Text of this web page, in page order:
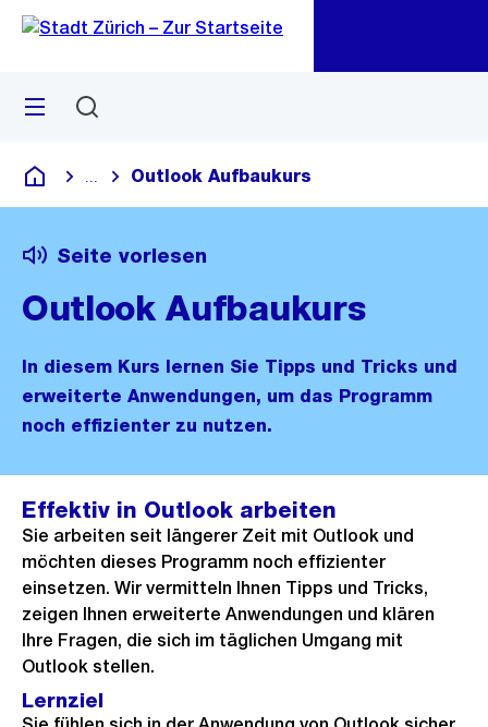
Navigation
Sprunglink
Menü
Deutsch
Blende alle Breadcrumbs ein
Outlook Aufbaukurs
Seite vorlesen
Outlook Aufbaukurs
In diesem Kurs lernen Sie Tipps und Tricks und
erweiterte Anwendungen, um das Programm
noch effizienter zu nutzen.
Effektiv in Outlook arbeiten
Sie arbeiten seit längerer Zeit mit Outlook und
möchten dieses Programm noch effizienter
einsetzen. Wir vermitteln Ihnen Tipps und Tricks,
zeigen Ihnen erweiterte Anwendungen und klären
Ihre Fragen, die sich im täglichen Umgang mit
Outlook stellen.
Lernziel